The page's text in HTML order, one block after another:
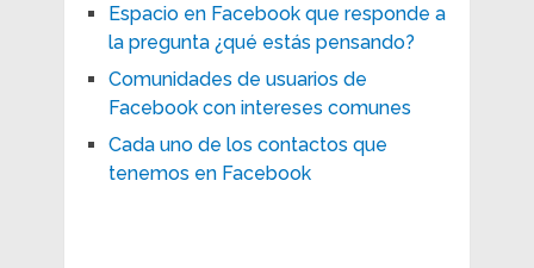
Espacio en Facebook que responde a
la pregunta ¿qué estás pensando?
Comunidades de usuarios de
Facebook con intereses comunes
Cada uno de los contactos que
tenemos en Facebook